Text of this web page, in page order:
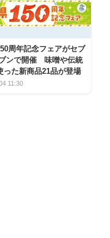
周年記念フェアがセブ
ンで開催 味噌や伝統
った新商品21品が登場
11:30